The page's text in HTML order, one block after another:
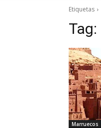
Etiquetas
Tag:
Marruecos